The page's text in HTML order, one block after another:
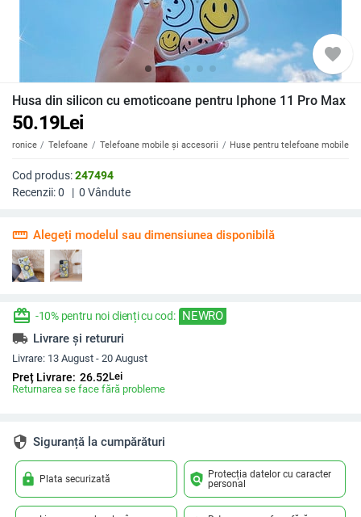
favorite
Husa din silicon cu emoticoane pentru Iphone 11 Pro Max
50.19Lei
Telefoane Telefoane mobile și accesorii Huse pentru telefoane mobile
Cod produs:247494
Recenzii:0 | 0 Vândute
straighten Alegeți modelul sau dimensiunea disponibilă
redeem -10% pentru noi clienți cu cod: NEWRO
local_shipping Livrare și retururi
Livrare: 13 August - 20 August
Preț Livrare: 26.52Lei
Returnarea se face fără probleme
security Siguranță la cumpărături
lock Plata securizată policy Protecția datelor cu caracter
personal